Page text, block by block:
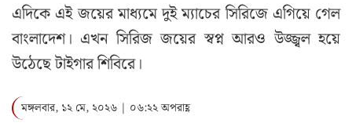
এদিকে এই জয়ের মাধ্যমে দুই ম্যাচের সিরিজে এগিয়ে গেল
বাংলাদেশ। এখন সিরিজ জয়ের স্বপ্ন আরও উজ্জ্বল হয়ে
উঠেছে টাইগার শিবিরে।
মঙ্গলবার, ১২ মে, ২০২৬ | ০৬:২২ অপরাহ্ণ